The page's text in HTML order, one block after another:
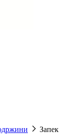
Запек